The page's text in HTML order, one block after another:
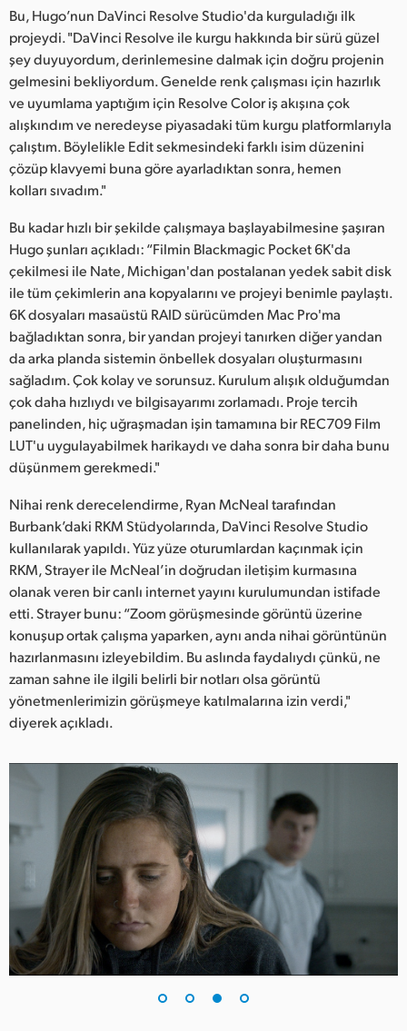
Bu, Hugo’nun DaVinci Resolve Studio'da kurguladığı ilk
projeydi. "DaVinci Resolve ile kurgu hakkında bir sürü güzel
şey duyuyordum, derinlemesine dalmak için doğru projenin
gelmesini bekliyordum. Genelde renk çalışması için hazırlık
ve uyumlama yaptığım için Resolve Color iş akışına çok
alışkındım ve neredeyse piyasadaki tüm kurgu platformlarıyla
çalıştım. Böylelikle Edit sekmesindeki farklı isim düzenini
çözüp klavyemi buna göre ayarladıktan sonra, hemen
kolları sıvadım."
Bu kadar hızlı bir şekilde çalışmaya başlayabilmesine şaşıran
Hugo şunları açıkladı: “Filmin Blackmagic Pocket 6K'da
çekilmesi ile Nate, Michigan'dan postalanan yedek sabit disk
ile tüm çekimlerin ana kopyalarını ve projeyi benimle paylaştı.
6K dosyaları masaüstü RAID sürücümden Mac Pro'ma
bağladıktan sonra, bir yandan projeyi tanırken diğer yandan
da arka planda sistemin önbellek dosyaları oluşturmasını
sağladım. Çok kolay ve sorunsuz. Kurulum alışık olduğumdan
çok daha hızlıydı ve bilgisayarımı zorlamadı. Proje tercih
panelinden, hiç uğraşmadan işin tamamına bir REC709 Film
LUT'u uygulayabilmek harikaydı ve daha sonra bir daha bunu
düşünmem gerekmedi."
Nihai renk derecelendirme, Ryan McNeal tarafından
Burbank’daki RKM Stüdyolarında, DaVinci Resolve Studio
kullanılarak yapıldı. Yüz yüze oturumlardan kaçınmak için
RKM, Strayer ile McNeal’in doğrudan iletişim kurmasına
olanak veren bir canlı internet yayını kurulumundan istifade
etti. Strayer bunu: “Zoom görüşmesinde görüntü üzerine
konuşup ortak çalışma yaparken, aynı anda nihai görüntünün
hazırlanmasını izleyebildim. Bu aslında faydalıydı çünkü, ne
zaman sahne ile ilgili belirli bir notları olsa görüntü
yönetmenlerimizin görüşmeye katılmalarına izin verdi,"
diyerek açıkladı.